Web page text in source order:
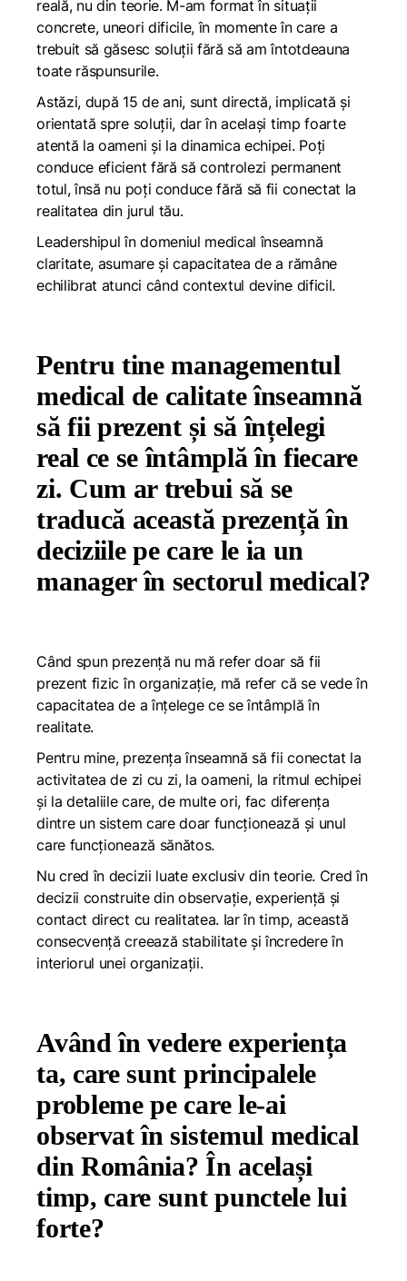
reală, nu din teorie. M-am format în situații
concrete, uneori dificile, în momente în care a
trebuit să găsesc soluții fără să am întotdeauna
toate răspunsurile.
Astăzi, după 15 de ani, sunt directă, implicată și
orientată spre soluții, dar în același timp foarte
atentă la oameni și la dinamica echipei. Poți
conduce eficient fără să controlezi permanent
totul, însă nu poți conduce fără să fii conectat la
realitatea din jurul tău.
Leadershipul în domeniul medical înseamnă
claritate, asumare și capacitatea de a rămâne
echilibrat atunci când contextul devine dificil.
Pentru tine managementul
medical de calitate înseamnă
să fii prezent și să înțelegi
real ce se întâmplă în fiecare
zi. Cum ar trebui să se
traducă această prezență în
deciziile pe care le ia un
manager în sectorul medical?
Când spun prezență nu mă refer doar să fii
prezent fizic în organizație, mă refer că se vede în
capacitatea de a înțelege ce se întâmplă în
realitate.
Pentru mine, prezența înseamnă să fii conectat la
activitatea de zi cu zi, la oameni, la ritmul echipei
și la detaliile care, de multe ori, fac diferența
dintre un sistem care doar funcționează și unul
care funcționează sănătos.
Nu cred în decizii luate exclusiv din teorie. Cred în
decizii construite din observație, experiență și
contact direct cu realitatea. Iar în timp, această
consecvență creează stabilitate și încredere în
interiorul unei organizații.
Având în vedere experiența
ta, care sunt principalele
probleme pe care le-ai
observat în sistemul medical
din România? În același
timp, care sunt punctele lui
forte?